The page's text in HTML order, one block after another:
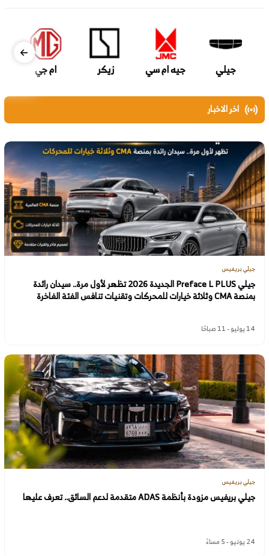
جيلي جيه ام سي زيكر ام جي
اخر الاخبار
جيلي بريفيس
جيلي Preface L PLUS الجديدة 2026 تظهر لأول مرة.. سيدان رائدة
بمنصة CMA وثلاثة خيارات للمحركات وتقنيات تنافس الفئة الفاخرة
14 يوليو - 11 صباحًا
جيلي بريفيس
جيلي بريفيس مزودة بأنظمة ADAS متقدمة لدعم السائق.. تعرف عليها
24 يونيو - 5 مساءً